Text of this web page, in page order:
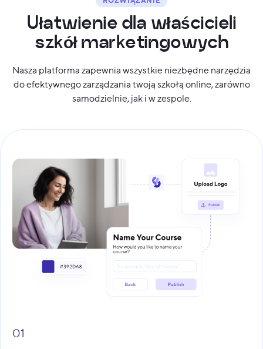
Ułatwienie d a właścicie i
szkół marketingowych
Nasza platforma zapewnia wszystkie niezbędne narzędzia
do efektywnego zarządzania twoją szkołą online, zarówno
samodzielnie, jak i w zespole.
01